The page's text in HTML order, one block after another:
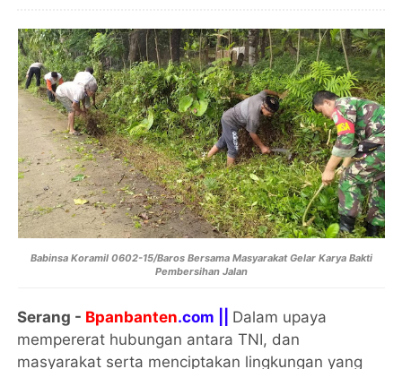
Babinsa Koramil 0602-15/Baros Bersama Masyarakat Gelar Karya Bakti
Pembersihan Jalan
Serang - Bpanbanten.com || Dalam upaya
mempererat hubungan antara TNI, dan
masyarakat serta menciptakan lingkungan yang